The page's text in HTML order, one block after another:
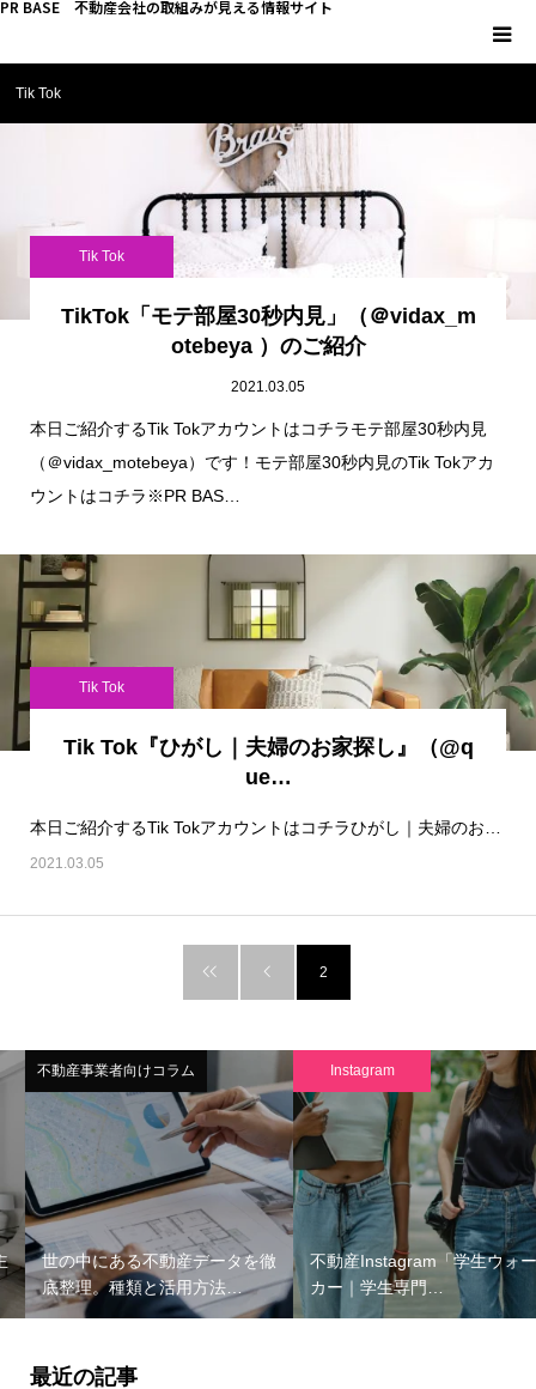
PR BASE 不動産会社の取組みが見える情報サイト
Tik Tok
Tik Tok
TikTok「モテ部屋30秒内見」（＠vidax_m
otebeya ）のご紹介
2021.03.05
本日ご紹介するTik Tokアカウントはコチラモテ部屋30秒内見
（＠vidax_motebeya）です！モテ部屋30秒内見のTik Tokアカ
ウントはコチラ※PR BAS…
Tik Tok
Tik Tok『ひがし｜夫婦のお家探し』（@q
ue…
2021.03.05
2
不動産事業者向けコラム
世の中にある不動産データを徹
底整理。種類と活用方法…
Instagram
不動産Instagram「学生ウォー
カー｜学生専門…
最近の記事
キーマンインタビュー
不動産 YouTube
不動産関連調査